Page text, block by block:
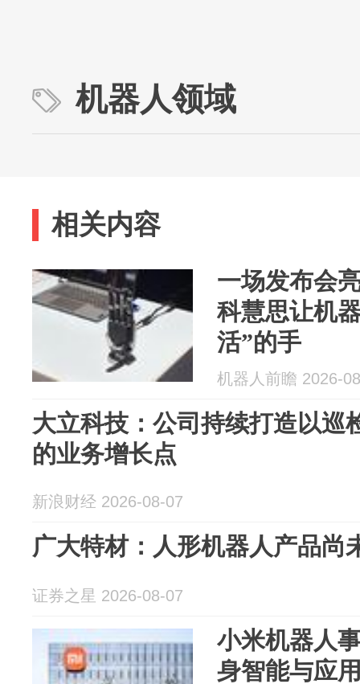
机器人领域
相关内容
一场发布会
科慧思让机
活”的手
机器人前瞻 2026-
大立科技：公司持续打造以巡
的业务增长点
新浪财经 2026-08-07
广大特材：人形机器人产品尚
证券之星 2026-08-07
小米机器人
身智能与应